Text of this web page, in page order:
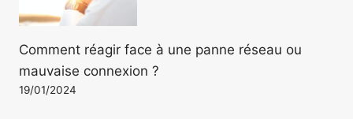
Comment réagir face à une panne réseau ou
mauvaise connexion ?
19/01/2024